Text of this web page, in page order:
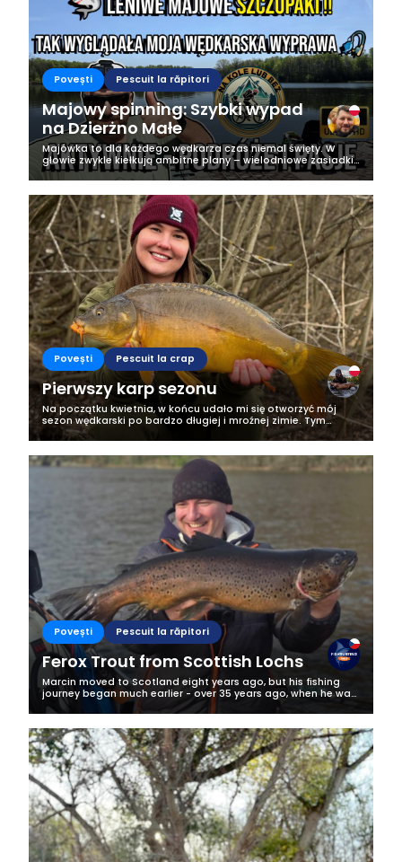
Povești Pescuit la răpitori
Majowy spinning: Szybki wypad
na Dzierżno Małe
Majówka to dla każdego wędkarza czas niemal święty. W
głowie zwykle kiełkują ambitne plany – wielodniowe zasiadki,
pełny ekwipunek i nocne wyczekiwanie na branie. U mnie
miało być podobnie: dwa...
Povești Pescuit la crap
Pierwszy karp sezonu
Na początku kwietnia, w końcu udało mi się otworzyć mój
sezon wędkarski po bardzo długiej i mroźnej zimie. Tym
razem wybór padł na nowo powstałe łowisko karpiowe Valley
Carp Lake w Ostrzycach,...
Povești Pescuit la răpitori
Ferox Trout from Scottish Lochs
Marcin moved to Scotland eight years ago, but his fishing
journey began much earlier - over 35 years ago, when he was
just a young boy discovering the magic of the water for the
first time. What...